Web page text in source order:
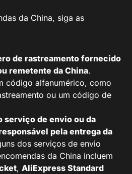
da China, siga as
de rastreamento fornecido
remetente da China.
código alfanumérico, como
ou um código de
serviço de envio ou da
pela entrega da
dos serviços de envio
da China incluem
, AliExpress Standard